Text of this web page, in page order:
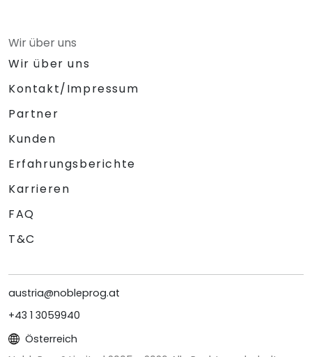
Wir über uns
Wir über uns
Kontakt/Impressum
Partner
Kunden
Erfahrungsberichte
Karrieren
FAQ
T&C
austria@nobleprog.at
+43 1 3059940
Österreich